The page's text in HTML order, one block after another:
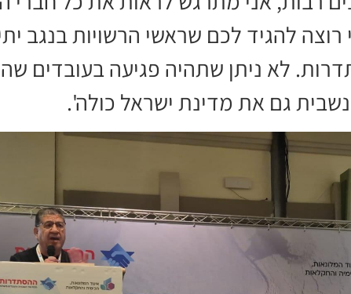
להגיד לכם שראשי הרשויות בנגב
לא ניתן שתהיה פגיעה בעובדים
נשבית גם את מדינת ישראל כולה'.